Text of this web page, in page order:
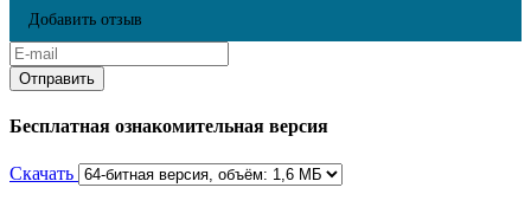
Добавить отзыв
Бесплатная ознакомительная версия
Скачать